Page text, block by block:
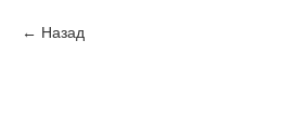
Назад